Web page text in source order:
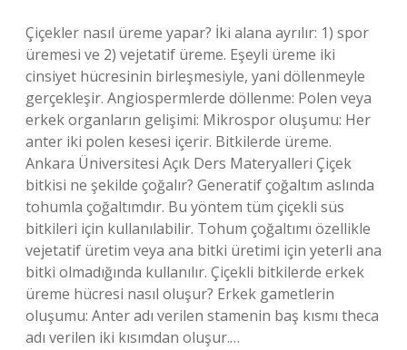
Çiçekler nasıl üreme yapar? İki alana ayrılır: 1) spor
üremesi ve 2) vejetatif üreme. Eşeyli üreme iki
cinsiyet hücresinin birleşmesiyle, yani döllenmeyle
gerçekleşir. Angiospermlerde döllenme: Polen veya
erkek organların gelişimi: Mikrospor oluşumu: Her
anter iki polen kesesi içerir. Bitkilerde üreme.
Ankara Üniversitesi Açık Ders Materyalleri Çiçek
bitkisi ne şekilde çoğalır? Generatif çoğaltım aslında
tohumla çoğaltımdır. Bu yöntem tüm çiçekli süs
bitkileri için kullanılabilir. Tohum çoğaltımı özellikle
vejetatif üretim veya ana bitki üretimi için yeterli ana
bitki olmadığında kullanılır. Çiçekli bitkilerde erkek
üreme hücresi nasıl oluşur? Erkek gametlerin
oluşumu: Anter adı verilen stamenin baş kısmı theca
adı verilen iki kısımdan oluşur.…